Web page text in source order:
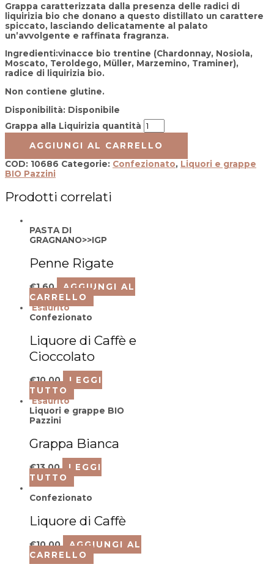
Grappa caratterizzata dalla presenza delle radici di
liquirizia bio che donano a questo distillato un carattere
spiccato, lasciando delicatamente al palato
un’avvolgente e raffinata fragranza.
Ingredienti:vinacce bio trentine (Chardonnay, Nosiola,
Moscato, Teroldego, Müller, Marzemino, Traminer),
radice di liquirizia bio.
Non contiene glutine.
Disponibilità: Disponibile
Grappa alla Liquirizia quantità
AGGIUNGI AL CARRELLO
COD: 10686 Categorie: Confezionato, Liquori e grappe
BIO Pazzini
Prodotti correlati
PASTA DI
GRAGNANO>>IGP
Penne Rigate
€1,60
AGGIUNGI AL
CARRELLO
Esaurito
Confezionato
Liquore di Caffè e
Cioccolato
€10,00
LEGGI
TUTTO
Esaurito
Liquori e grappe BIO
Pazzini
Grappa Bianca
€13,00
LEGGI
TUTTO
Confezionato
Liquore di Caffè
€10,00
AGGIUNGI AL
CARRELLO